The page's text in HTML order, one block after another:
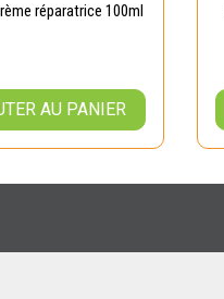
réparatrice 100ml
AU PANIER